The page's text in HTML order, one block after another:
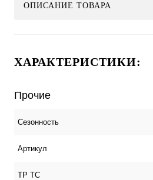
ОПИСАНИЕ ТОВАРА
ХАРАКТЕРИСТИКИ:
Прочие
Сезонность
Артикул
ТР ТС